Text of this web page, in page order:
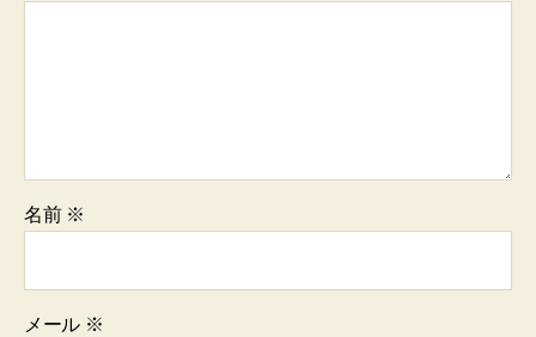
名前 ※
メール ※